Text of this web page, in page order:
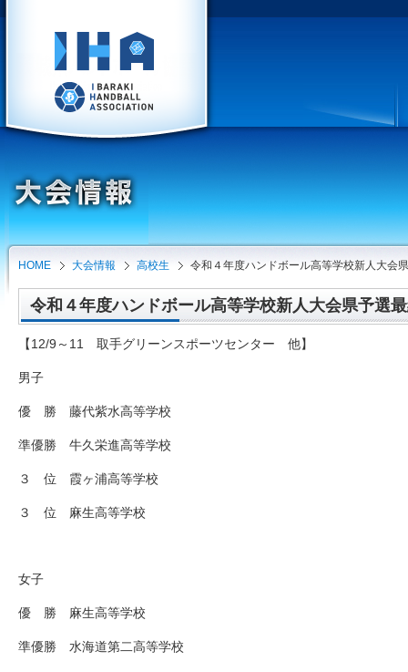
HOME 大会情報 高校生 令和４年度ハンドボール高等学校新人大会
令和４年度ハンドボール高等学校新人大会県予選
【12/9 ～ 11 取手グリーンスポーツセンター 他】
男子
優 勝 藤代紫水高等学校
準優勝 牛久栄進高等学校
３ 位 霞ヶ浦高等学校
３ 位 麻生高等学校
女子
優 勝 麻生高等学校
準優勝 水海道第二高等学校